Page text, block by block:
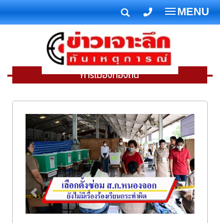
T
o
g
g
l
e
a
v
i
g
a
t
i
o
n
MENU
การเมืองท้องถิ่น